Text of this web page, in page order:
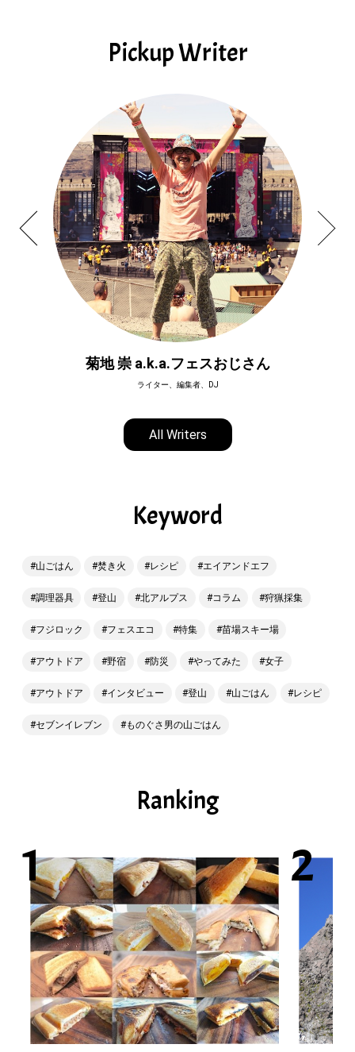
Pickup Writer
菊地 崇 a.k.a.フェスおじさん
ライター、編集者、DJ
All Writers
Keyword
山ごはん 焚き火 レシピ エイアンドエフ
調理器具 登山 北アルプス コラム 狩猟採集
フジロック フェスエコ 特集 苗場スキー場
アウトドア 野宿 防災 やってみた 女子
アウトドア インタビュー 登山 山ごはん レシピ
セブンイレブン ものぐさ男の山ごはん
Ranking